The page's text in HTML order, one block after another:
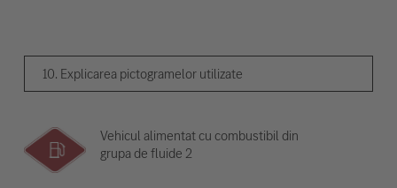
10. Explicarea pictogramelor utilizate
Vehicul alimentat cu combustibil din
grupa de fluide 2